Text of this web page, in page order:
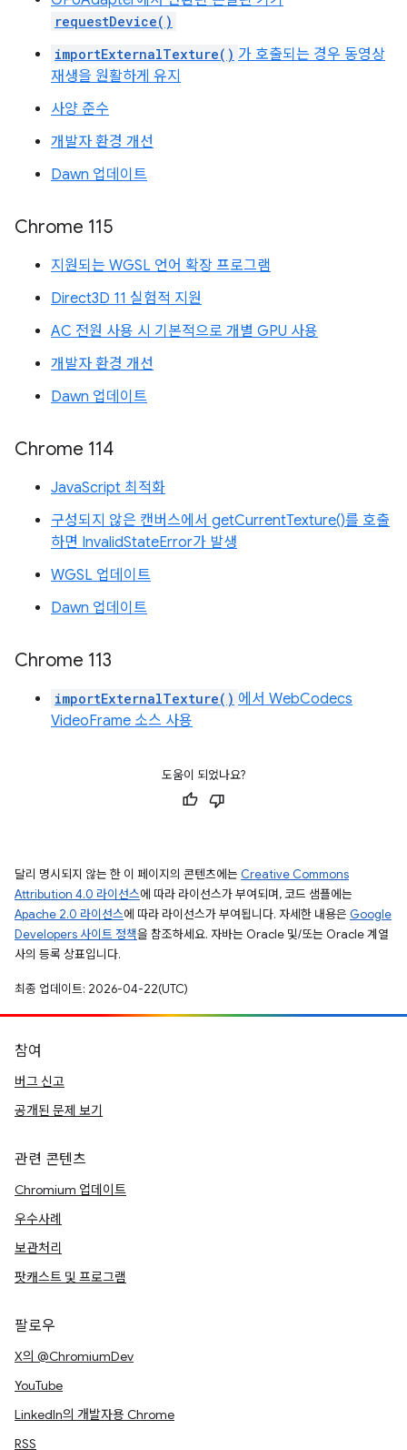
requestDevice()
importExternalTexture() 가 호출되는 경우 동영상
재생을 원활하게 유지
사양 준수
개발자 환경 개선
Dawn 업데이트
Chrome 115
지원되는 WGSL 언어 확장 프로그램
Direct3D 11 실험적 지원
AC 전원 사용 시 기본적으로 개별 GPU 사용
개발자 환경 개선
Dawn 업데이트
Chrome 114
JavaScript 최적화
구성되지 않은 캔버스에서 getCurrentTexture()를 호출
하면 InvalidStateError가 발생
WGSL 업데이트
Dawn 업데이트
Chrome 113
importExternalTexture() 에서 WebCodecs
VideoFrame 소스 사용
도움이 되었나요?
달리 명시되지 않는 한 이 페이지의 콘텐츠에는 Creative Commons
Attribution 4.0 라이선스에 따라 라이선스가 부여되며, 코드 샘플에는
Apache 2.0 라이선스에 따라 라이선스가 부여됩니다. 자세한 내용은 Google
Developers 사이트 정책을 참조하세요. 자바는 Oracle 및/또는 Oracle 계열
사의 등록 상표입니다.
최종 업데이트: 2026-04-22(UTC)
참여
버그 신고
공개된 문제 보기
관련 콘텐츠
Chromium 업데이트
우수사례
보관처리
팟캐스트 및 프로그램
팔로우
X의 @ChromiumDev
YouTube
LinkedIn의 개발자용 Chrome
RSS